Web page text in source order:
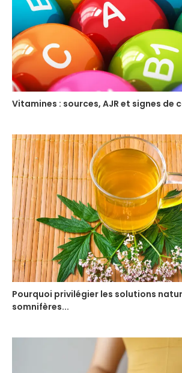
Vitamines : sources, AJR et signes de
Pourquoi privilégier les solutions
somnifères...